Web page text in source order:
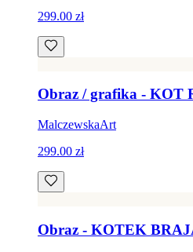
299.00 zł
Obraz / grafika - KOT
MalczewskaArt
299.00 zł
Obraz - KOTEK